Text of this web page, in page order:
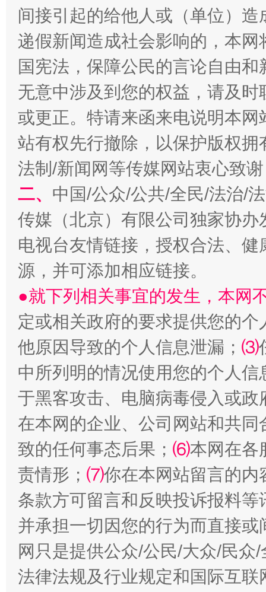
间接引起的给他人或（单位）
递假新闻造成社会影响的，本
国宪法，保障公民的言论自由
无意中涉及到您的权益，请及
或更正。特请来函来电说明本
站有权先行撤除，以保护版权
法制/新闻网等传媒网站衷心致
二、 中国/公众/公共/全民/法治/
传媒（北京）有限公司独家协
电视台友情链接，授权合法、
源，并可添加相应链接。
●就下列相关事宜的发生，本网
定或相关政府的要求提供您的个
他原因导致的个人信息泄漏； ⑶
中所列明的情况使用您的个人
于黑客攻击、电脑病毒侵入或
在本网的企业、公司网站和共
致的任何事态后果； ⑹本网在各
责情形； ⑺你在本网站留言的内
条款方可留言和反映投诉报料
并承担一切因您的行为而直接
网只是提供公众/公民/大众/民
法律法规及行业规定和国际互